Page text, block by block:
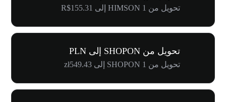
تحويل من 1 HIMSON إلى R$155.31
تحويل من SHOPON إلى PLN
تحويل من 1 SHOPON إلى zł549.43